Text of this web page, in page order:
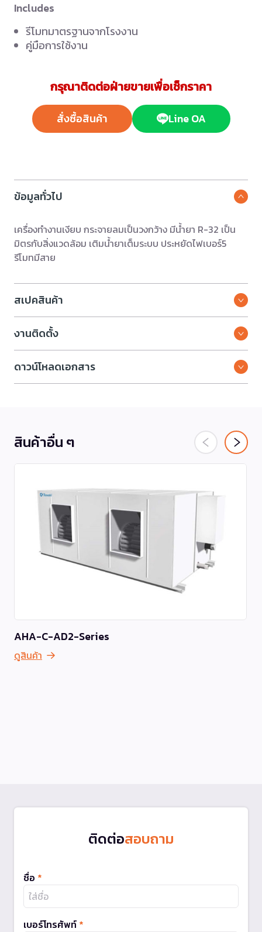
Includes
รีโมทมาตรฐานจากโรงงาน
คู่มือการใช้งาน
กรุณาติดต่อฝ่ายขายเพื่อเช็กราคา
สั่งซื้อสินค้า Line OA
ข้อมูลทั่วไป
เครื่องทำงานเงียบ กระจายลมเป็นวงกว้าง มีน้ำยา R-32 เป็น
มิตรกับสิ่งแวดล้อม เติมน้ำยาเต็มระบบ ประหยัดไฟเบอร์5
รีโมทมีสาย
สเปคสินค้า
งานติดตั้ง
ดาวน์โหลดเอกสาร
สินค้าอื่น ๆ
AHA-C-AD2-Series
ดูสินค้า
ติดต่อสอบถาม
ชื่อ *
เบอร์โทรศัพท์ *